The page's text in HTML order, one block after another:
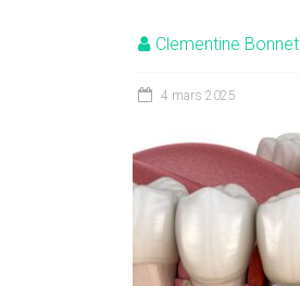
Clementine Bonnet
4 mars 2025